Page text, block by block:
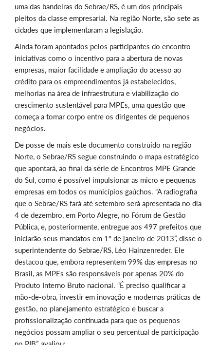
uma das bandeiras do Sebrae/RS, é um dos principais
pleitos da classe empresarial. Na região Norte, são sete as
cidades que implementaram a legislação.
Ainda foram apontados pelos participantes do encontro
iniciativas como o incentivo para a abertura de novas
empresas, maior facilidade e ampliação do acesso ao
crédito para os empreendimentos já estabelecidos,
melhorias na área de infraestrutura e viabilização do
crescimento sustentável para MPEs, uma questão que
começa a tomar corpo entre os dirigentes de pequenos
negócios.
De posse de mais este documento construído na região
Norte, o Sebrae/RS segue construindo o mapa estratégico
que apontará, ao final da série de Encontros MPE Grande
do Sul, como é possível impulsionar as micro e pequenas
empresas em todos os municípios gaúchos. “A radiografia
que o Sebrae/RS fará até setembro será apresentada no dia
4 de dezembro, em Porto Alegre, no Fórum de Gestão
Pública, e, posteriormente, entregue aos 497 prefeitos que
iniciarão seus mandatos em 1º de janeiro de 2013”, disse o
superintendente do Sebrae/RS, Léo Hainzenreder. Ele
destacou que, embora representem 99% das empresas no
Brasil, as MPEs são responsáveis por apenas 20% do
Produto Interno Bruto nacional. “É preciso qualificar a
mão-de-obra, investir em inovação e modernas práticas de
gestão, no planejamento estratégico e buscar a
profissionalização continuada para que os pequenos
negócios possam ampliar o seu percentual de participação